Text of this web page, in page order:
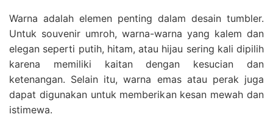
Warna adalah elemen penting dalam desain tumbler.
Untuk souvenir umroh, warna-warna yang kalem dan
elegan seperti putih, hitam, atau hijau sering kali dipilih
karena memiliki kaitan dengan kesucian dan
ketenangan. Selain itu, warna emas atau perak juga
dapat digunakan untuk memberikan kesan mewah dan
istimewa.